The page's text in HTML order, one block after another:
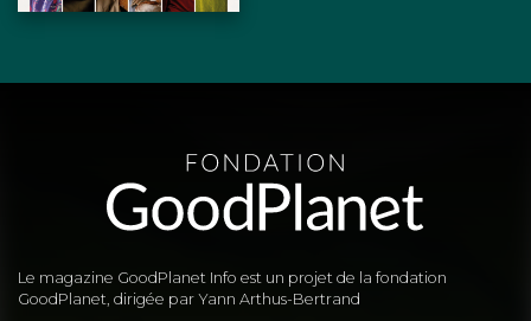
Le magazine GoodPlanet Info est un projet de la fondation
GoodPlanet, dirigée par Yann Arthus-Bertrand